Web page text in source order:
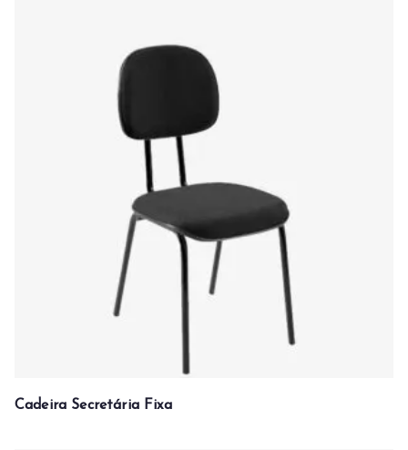
Cadeira Secretária Fixa